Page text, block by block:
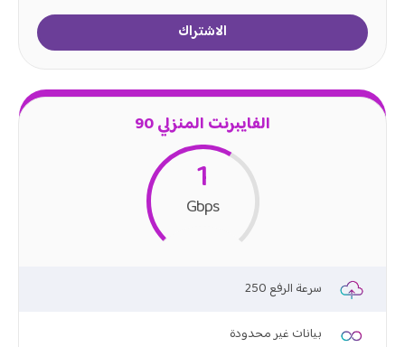
الاشتراك
الفايبرنت المنزلي 90
1
Gbps
250 سرعة الرفع
بيانات غير محدودة